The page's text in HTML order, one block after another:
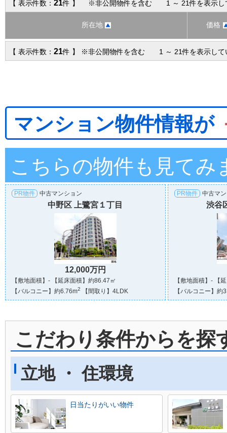
【 表示件数： 21件 】 ※非公開物件を含む 1 ～ 21件を表示し
所在地 価格
【 表示件数： 21件 】 ※非公開物件を含む 1 ～ 21件を表示して
マンション物件情報が
こちらの物件も見てみ
PR物件 中古マンション
中野区 上鷺宮１丁目
12,000万円
【敷地面積】- 【延床面積】約86.47㎡
【バルコニー】約6.76m2 【間取り】4LDK
PR物件 中古マ
渋谷
【敷地面積】- 【
【バルコニー】約
こだわり条件からを探
立地 ・ 住環境
日当たりがいい物件